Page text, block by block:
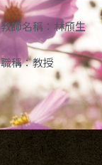
教師名稱：林頎生
職稱：教授